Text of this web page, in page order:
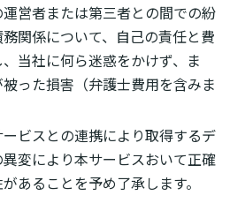
営者または第三者との間での紛
関係について、自己の責任と費
当社に何ら迷惑をかけず、ま
った損害（弁護士費用を含みま
ビスとの連携により取得するデ
変により本サービスおいて正確
あることを予め了承します。